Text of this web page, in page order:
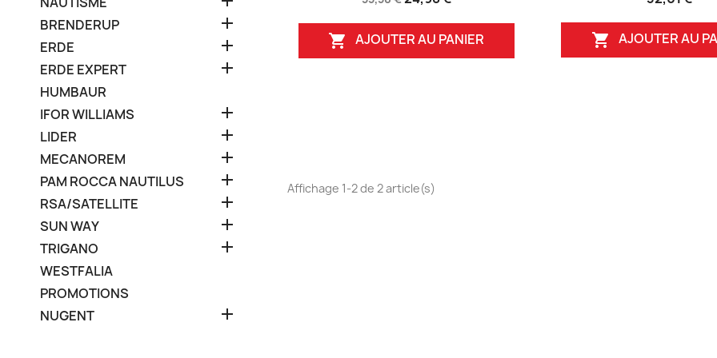
BRENDERUP 
ERDE 
ERDE EXPERT 
HUMBAUR
IFOR WILLIAMS

LIDER 
MECANOREM 
PAM ROCCA NAUTILUS 
RSA/SATELLITE 
SUN WAY 
TRIGANO 
WESTFALIA
PROMOTIONS
NUGENT

 AJOUTER AU PANIER  AJOUTER AU
Affichage 1-2 de 2 article(s)